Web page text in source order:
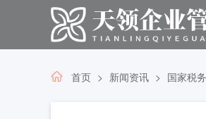
首页 新闻资讯 国家税